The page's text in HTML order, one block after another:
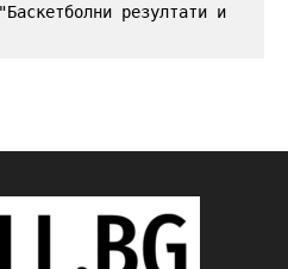
резултати и